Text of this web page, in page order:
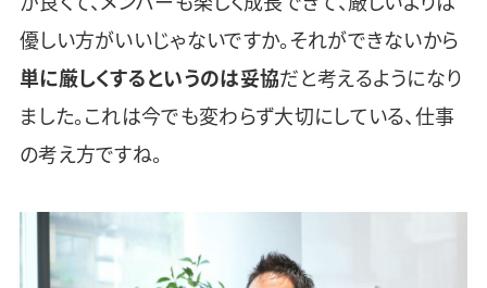
優しい方がいいじゃないですか。それができないから
単に厳しくするというのは妥協だと考えるようになり
ました。これは今でも変わらず大切にしている、仕事
の考え方ですね。